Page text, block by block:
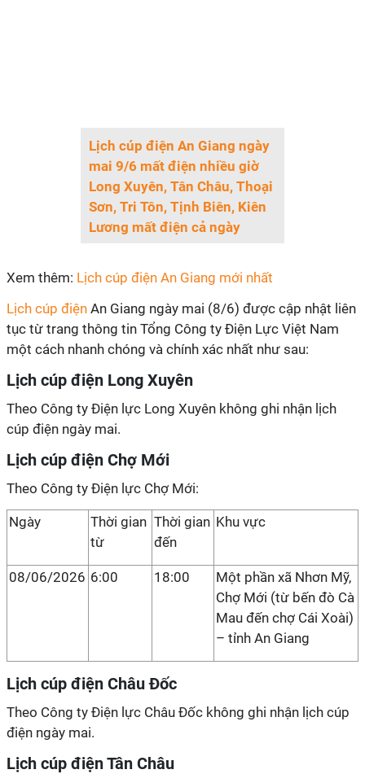
Lịch cúp điện An Giang ngày
mai 9/6 mất điện nhiều giờ
Long Xuyên, Tân Châu, Thoại
Sơn, Tri Tôn, Tịnh Biên, Kiên
Lương mất điện cả ngày
Xem thêm: Lịch cúp điện An Giang mới nhất
Lịch cúp điện An Giang ngày mai (8/6) được cập nhật liên
tục từ trang thông tin Tổng Công ty Điện Lực Việt Nam
một cách nhanh chóng và chính xác nhất như sau:
Lịch cúp điện Long Xuyên
Theo Công ty Điện lực Long Xuyên không ghi nhận lịch
cúp điện ngày mai.
Lịch cúp điện Chợ Mới
Theo Công ty Điện lực Chợ Mới:
Ngày
Thời gian
từ
Thời gian
đến
Khu vực
08/06/2026 6:00 18:00
Một phần xã Nhơn Mỹ,
Chợ Mới (từ bến đò Cà
Mau đến chợ Cái Xoài)
– tỉnh An Giang
Lịch cúp điện Châu Đốc
Theo Công ty Điện lực Châu Đốc không ghi nhận lịch cúp
điện ngày mai.
Lịch cúp điện Tân Châu